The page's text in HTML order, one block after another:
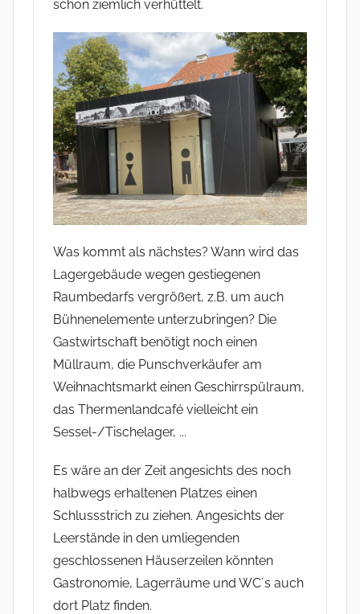
schon ziemlich verhüttelt.
Was kommt als nächstes? Wann wird das
Lagergebäude wegen gestiegenen
Raumbedarfs vergrößert, z.B. um auch
Bühnenelemente unterzubringen? Die
Gastwirtschaft benötigt noch einen
Müllraum, die Punschverkäufer am
Weihnachtsmarkt einen Geschirrspülraum,
das Thermenlandcafé vielleicht ein
Sessel-/Tischelager, ...
Es wäre an der Zeit angesichts des noch
halbwegs erhaltenen Platzes einen
Schlussstrich zu ziehen. Angesichts der
Leerstände in den umliegenden
geschlossenen Häuserzeilen könnten
Gastronomie, Lagerräume und WC´s auch
dort Platz finden.